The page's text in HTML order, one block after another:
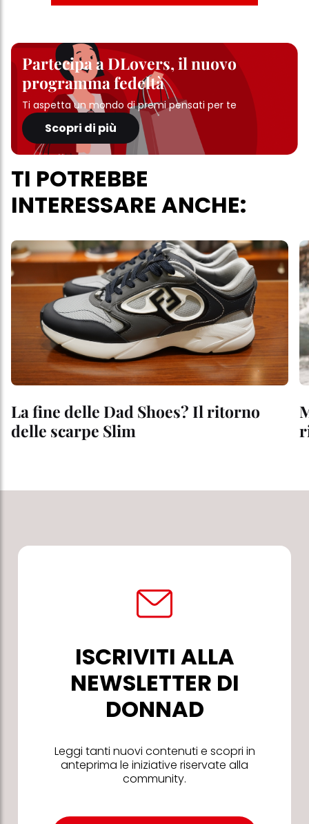
Partecipa a DLovers, il nuovo
programma fedeltà
Ti aspetta un mondo di premi pensati per te
Scopri di più
TI POTREBBE
INTERESSARE ANCHE:
La fine delle Dad Shoes? Il ritorno
delle scarpe Slim
ISCRIVITI ALLA
NEWSLETTER DI
DONNAD
Leggi tanti nuovi contenuti e scopri in
anteprima le iniziative riservate alla
community.